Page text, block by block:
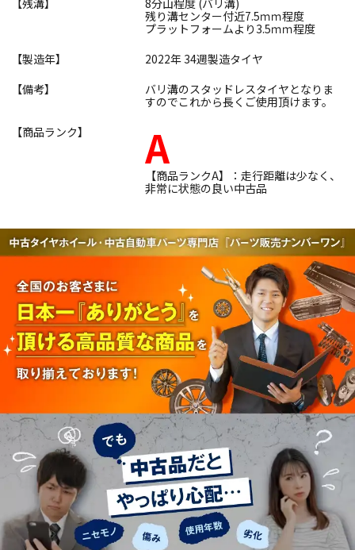
【残溝】
8分山程度 (バリ溝)
残り溝センター付近7.5ｍｍ程度
プラットフォームより3.5ｍｍ程度
【製造年】
2022年 34週製造タイヤ
【備考】
バリ溝のスタッドレスタイヤとなりま
すのでこれから長くご使用頂けます。
【商品ランク】
A
【商品ランクA】：走行距離は少なく、
非常に状態の良い中古品